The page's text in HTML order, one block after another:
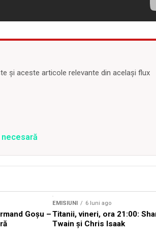
și aceste articole relevante din același flux
necesară
Goșu –
EMISIUNI 6 luni ago
Titanii, vineri, ora 21:00:
Twain și Chris Isaak